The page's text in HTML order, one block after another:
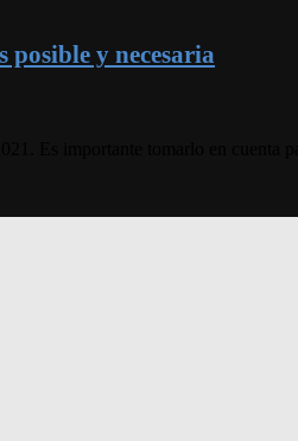
posible y necesaria